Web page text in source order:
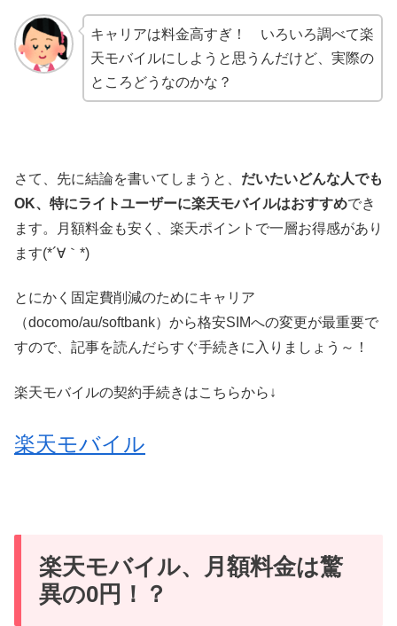
キャリアは料金高すぎ！ いろいろ調べて楽
天モバイルにしようと思うんだけど、実際の
ところどうなのかな？
さて、先に結論を書いてしまうと、 だいたいどんな人でも
OK、特にライトユーザーに楽天モバイルはおすすめでき
ます。月額料金も安く、楽天ポイントで一層お得感があり
ます(*´∀｀*)
とにかく固定費削減のためにキャリア
（docomo/au/softbank）から格安SIMへの変更が最重要で
すので、記事を読んだらすぐ手続きに入りましょう～！
楽天モバイルの契約手続きはこちらから↓
楽天モバイル
楽天モバイル、月額料金は驚
異の0円！？